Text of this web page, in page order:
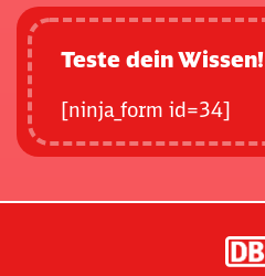
Teste dein Wissen!
[ninja_form id=34]